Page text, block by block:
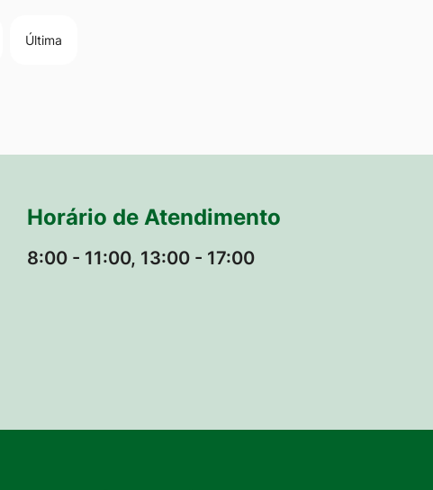
Última
Horário de Atendimento
8:00 - 11:00, 13:00 - 17:00